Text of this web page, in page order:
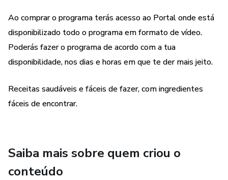
Ao comprar o programa terás acesso ao Portal onde está
disponibilizado todo o programa em formato de vídeo.
Poderás fazer o programa de acordo com a tua
disponibilidade, nos dias e horas em que te der mais jeito.
Receitas saudáveis e fáceis de fazer, com ingredientes
fáceis de encontrar.
Saiba mais sobre quem criou o
conteúdo